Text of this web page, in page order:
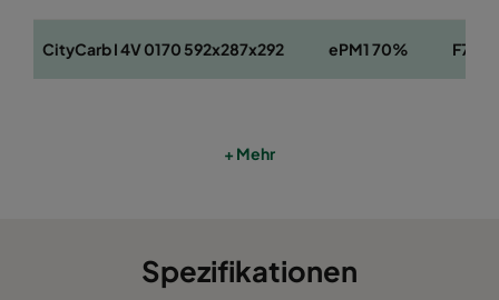
CityCarb I 4V 0170 592x287x292 ePM1 70% F7
+ Mehr
Spezifikationen